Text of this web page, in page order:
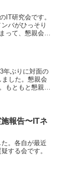
IT研究会です。
バがひっそり
って、懇親会も
社を訪問しま
年ぶりに対面の
した。懇親会
もともと懇親会
報告〜ITネ
。各自が最近
する会です。